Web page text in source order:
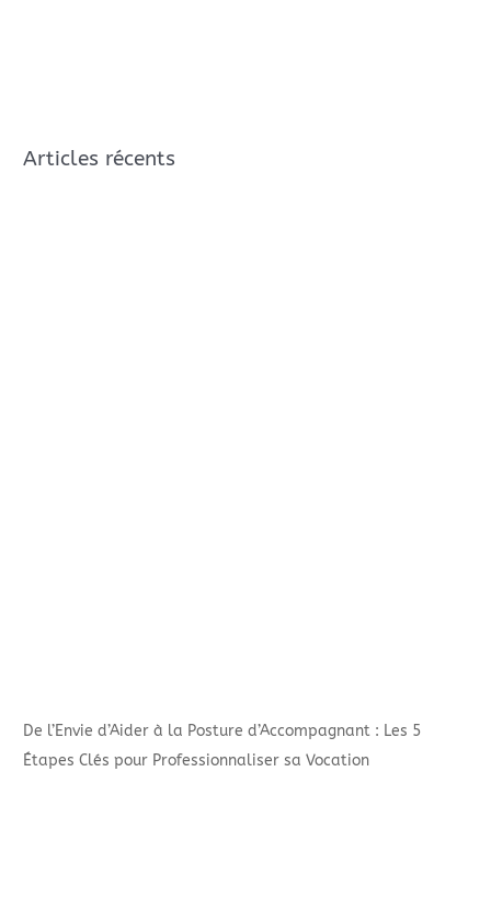
Articles récents
De l’Envie d’Aider à la Posture d’Accompagnant : Les 5
Étapes Clés pour Professionnaliser sa Vocation